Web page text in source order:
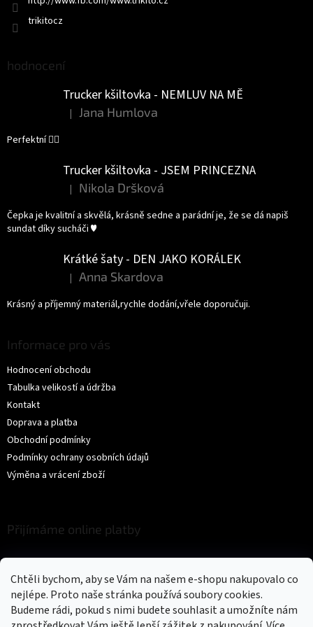
Chtěli bychom, aby se Vám na našem e-shopu nakupovalo co
nejlépe. Proto naše stránka používá soubory cookies.
Budeme rádi, pokud s nimi budete souhlasit a umožníte nám
trikitocz
hodnocení
Trucker kšiltovka - NEMLUV NA MĚ
Hodnocení produktu je 5 z 5 hvězdiček.
| Jana Humlova
Perfektní 👌🏻
Trucker kšiltovka - JSEM PRINCEZNA
Hodnocení produktu je 5 z 5 hvězdiček.
| Nikola Dršková
Čepka je kvalitní a skvělá, krásně sedne a parádní je, že se dá napiš
sundat díky sucháči ♥️
Krátké šaty - DEN JAKO KORÁLEK
Hodnocení produktu je 5 z 5 hvězdiček.
| Anna Skardova
Krásný a příjemný materiál,rychle dodání,vřele doporučuji.
Informace pro vás
Hodnocení obchodu
Tabulka velikostí a údržba
Kontakt
Doprava a platba
Obchodní podmínky
Podmínky ochrany osobních údajů
Výměna a vrácení zboží
Přijímáme online platby